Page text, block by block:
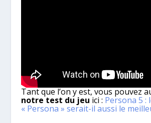
Tant que l’on y est, vous pouvez
notre test du jeu ici : Persona 5 :
« Persona » serait-il aussi le